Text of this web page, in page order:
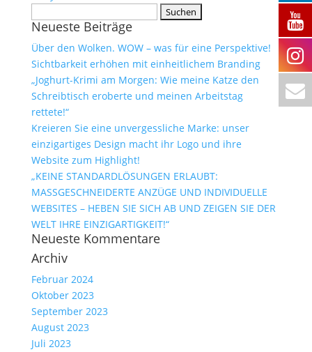
nach:
Neueste Beiträge
Über den Wolken. WOW – was für eine Perspektive!
Sichtbarkeit erhöhen mit einheitlichem Branding
„Joghurt-Krimi am Morgen: Wie meine Katze den
Schreibtisch eroberte und meinen Arbeitstag
rettete!“
Kreieren Sie eine unvergessliche Marke: unser
einzigartiges Design macht ihr Logo und ihre
Website zum Highlight!
„KEINE STANDARDLÖSUNGEN ERLAUBT:
MASSGESCHNEIDERTE ANZÜGE UND INDIVIDUELLE
WEBSITES – HEBEN SIE SICH AB UND ZEIGEN SIE DER
WELT IHRE EINZIGARTIGKEIT!“
Neueste Kommentare
Archiv
Februar 2024
Oktober 2023
September 2023
August 2023
Juli 2023